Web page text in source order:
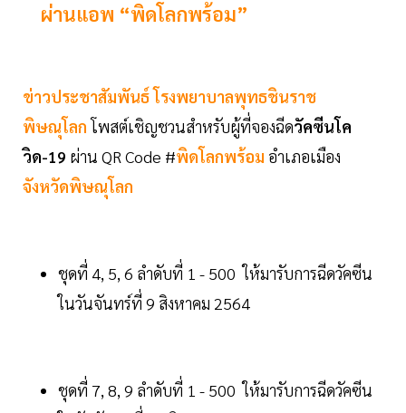
ผ่านแอพ “พิดโลกพร้อม”
ข่าวประชาสัมพันธ์ โรงพยาบาลพุทธชินราช
พิษณุโลกโพสต์เชิญชวนสำหรับผู้ที่จองฉีดวัคซีนโค
วิด-19 ผ่าน QR Code #พิดโลกพร้อม อำเภอเมือง
จังหวัดพิษณุโลก
ชุดที่ 4, 5, 6 ลำดับที่ 1 - 500 ให้มารับการฉีดวัคซีน
ในวันจันทร์ที่ 9 สิงหาคม 2564
ชุดที่ 7, 8, 9 ลำดับที่ 1 - 500 ให้มารับการฉีดวัคซีน